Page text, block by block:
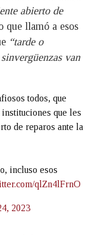
abierto de
que llamó a esos
“tarde o
van
todos, que
que les
de reparos ante la
incluso esos
qlZn4lFrnO
2023